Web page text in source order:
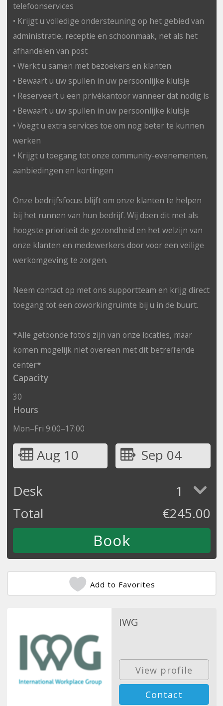
telefoonservices
• Krijgt u volledige ondersteuning op het gebied van
administratie, receptie en schoonmaak, net als het
afhandelen van post
• Werkt u samen met bezoekers en klanten
• Bewaart u uw spullen in uw persoonlijke kluisje
• Reserveert u een privékantoor wanneer dat nodig is
• Bewaart u uw spullen in uw persoonlijke kluisje
• Voegt u extra services toe om nog beter te kunnen
werken
• Krijgt u toegang tot onze community-evenementen,
aanbiedingen en kortingen
Onze bedrijfsfocus blijft om onze klanten te helpen
bij het runnen van hun bedrijf. Wij doen dit met als
hoogste prioriteit de gezondheid en het welzijn van
onze klanten en medewerkers door voor een veilige
werkomgeving te zorgen.
Neem contact op met ons supportteam en krijg direct
toegang tot een coworkingruimte bij u in de buurt.
*Alle getoonde foto's zijn van onze locaties, maar
komen mogelijk niet overeen met dit betreffende
center*
Capacity
30
Hours
Mon–Fri 9:00–17:00
Aug 10
Sep 04
Desk
1
Total
€245.00
Add to Favorites
IWG
View profile
Contact